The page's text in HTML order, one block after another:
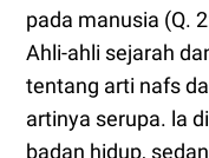
pada manusia (Q.
Ahli-ahli sejarah
tentang arti nafs
artinya serupa. la
badan hidup,